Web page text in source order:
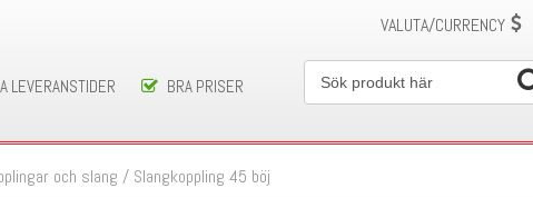
VALUTA/CURRENCY
LEVERANSTIDER BRA PRISER
och slang / Slangkoppling 45 böj